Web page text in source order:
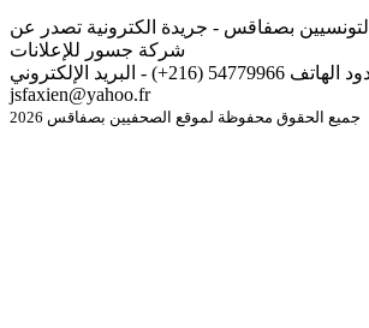
بصفاقس - جريدة الكترونية تصدر عن
شركة جسور للإعلانات
للإتصال أو نشر الردود الهاتف 54779966 (216+) - البريد الإلكتروني
jsfaxien@yahoo.fr
جميع الحقوق محفوظة لموقع الصحفيين بصفاقس 2026